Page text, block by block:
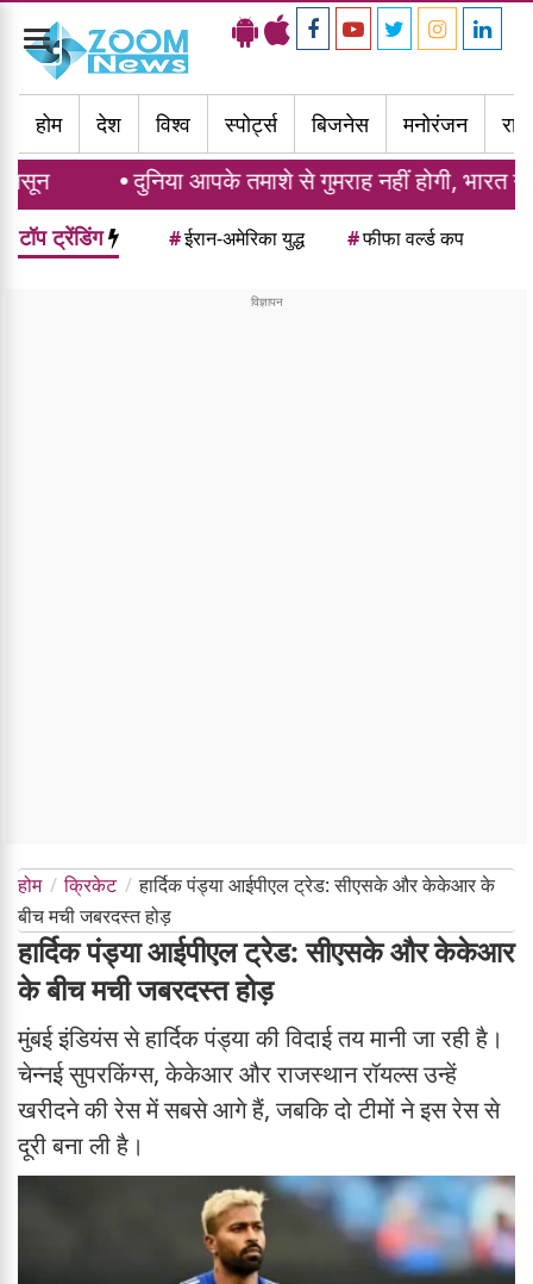
Toggle
navigation
होम
देश विश्व स्पोर्ट्स बिजनेस मनोरंजन
दुनिया आपके तमाशे से गुमराह नहीं होगी, भारत ने पाकिस्तान को
टॉप ट्रेंडिंग #ईरान-अमेरिका युद्ध #फीफा वर्ल्ड कप
होम क्रिकेट
हार्दिक पंड्या आईपीएल ट्रेड: सीएसके और केकेआर के
बीच मची जबरदस्त होड़
हार्दिक पंड्या आईपीएल ट्रेड: सीएसके और केकेआर
के बीच मची जबरदस्त होड़
मुंबई इंडियंस से हार्दिक पंड्या की विदाई तय मानी जा रही है।
चेन्नई सुपरकिंग्स, केकेआर और राजस्थान रॉयल्स उन्हें
खरीदने की रेस में सबसे आगे हैं, जबकि दो टीमों ने इस रेस से
दूरी बना ली है।